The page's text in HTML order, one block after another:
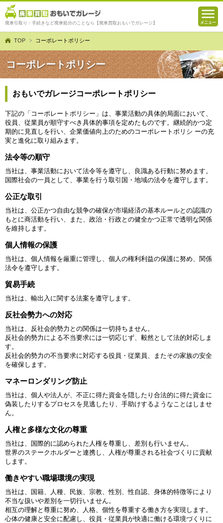
廃車引取り・手続きなど廃車処分のことなら【廃車買取おもいでガレージ】
TOP コーポレートポリシー
コーポレートポリシー
おもいでガレージコーポレートポリシー
下記の「コーポレートポリシー」は、事業活動の具体的局面において、
役員、従業員が順守すべき具体的事項を定めたものです。継続的かつ定
期的に見直しを行い、企業価値向上のためのコーポレートポリシ ーの充
実と進化に取り組みます。
法令等の順守
当社は、事業活動において法令等を遵守し、良識ある行動に努めます。
国際社会の一員として、事業を行う取引国・地域の法令を遵守します。
公正な取引
当社は、公正かつ自由な競争の確保が市場経済の基本ルールとの認識の
もとに商活動を行い、また、政治・行政との健全かつ正常で透明な関係
を維持します。
個人情報の保護
当社は、個人情報を厳重に管理し、個人の権利利益の保護に努め、関係
法令を遵守します。
貿易手続
当社は、輸出入に関する法案を遵守します。
反社会勢力への対応
当社は、反社会的勢力との関係は一切持ちません。
反社会的勢力による不当要求には一切応じず、毅然として法的対応しま
す。
反社会的勢力の不当要求に対応する役員・従業員、またその家族の安全
を確保します。
マネーロンダリング防止
当社は、個人や法人が、不正に得た資金を隠したり合法的に得た資金に
偽装したりするプロセスを見逃したり、手助けするようなことはしませ
ん。
人権と多様な文化の尊重
当社は、国際的に認められた人権を尊重し、差別も行いません。
世界のステークホルダーと連携し、人権が尊重される社会づくりに貢献
します。
働きやすい職場環境の実現
当社は、国籍、人種、民族、宗教、性別、性自認、身体的特徴等により
不当な扱いや差別を一切行いません。
相互の理解と尊重に努め、人格、個性を尊重する働き方を実現します。
心体の健康と安全に配慮し、役員・従業員が快適に働ける環境づくりに